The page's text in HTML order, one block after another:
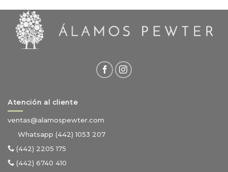
Atención al cliente
ventas@alamospewter.com
Whatsapp (442) 1053 207
(442) 2205 175
(442) 6740 410